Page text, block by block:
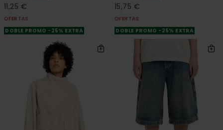
11,25 €
OFERTAS
DOBLE PROMO -25% EXTRA
15,75 €
OFERTAS
DOBLE PROMO -25% EXTRA